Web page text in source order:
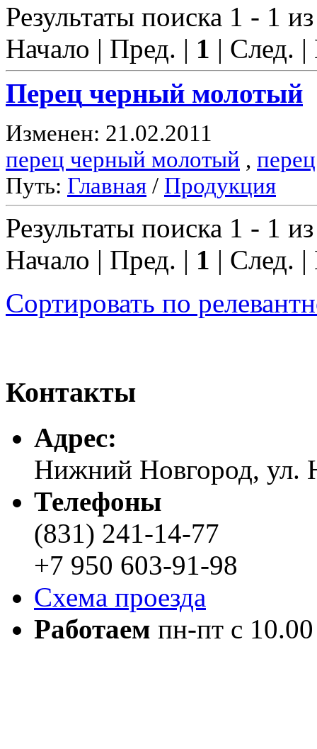
Результаты поиска 1 - 1
Начало | Пред. | 1 | След.
Перец черный молотый
Изменен: 21.02.2011
перец черный молотый , перец
Путь: Главная / Продукция
Результаты поиска 1 - 1
Начало | Пред. | 1 | След.
Сортировать по
Контакты
Адреc:
Нижний Новгород, ул.
Телефоны
(831) 241-14-77
+7 950 603-91-98
Схема проезда
Работаем пн-пт с